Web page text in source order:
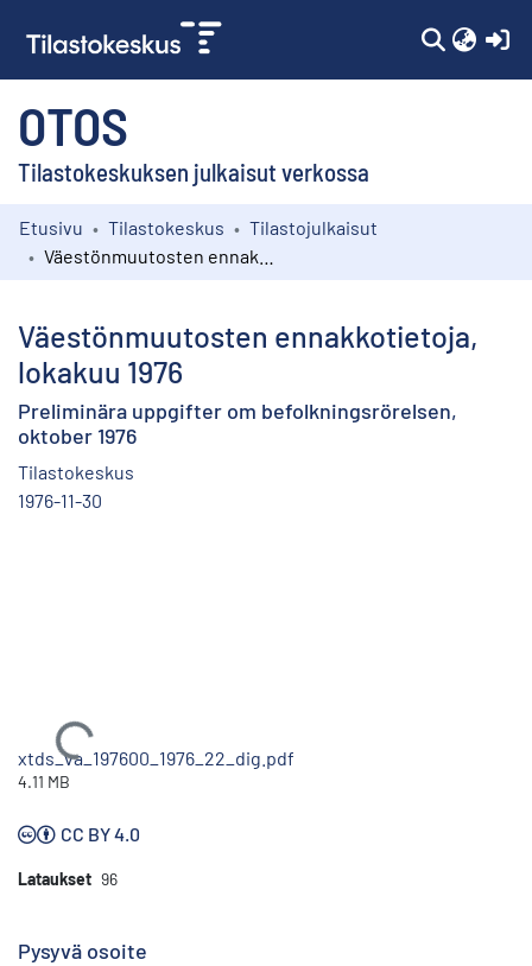
OTOS
Tilastokeskuksen julkaisut verkossa
Kokoelmat
Etusivu Tilastokeskus
Tilastojulkaisut
Väestönmuutosten ennakkotietoja,
lokakuu 1976
Preliminära uppgifter om befolkningsrörelsen,
oktober 1976
Tilastokeskus
1976-11-30
Ladataan...
xtds_va_197600_1976_22_dig.pdf
4.11 MB
CC BY 4.0
Lataukset 96
Pysyvä osoite